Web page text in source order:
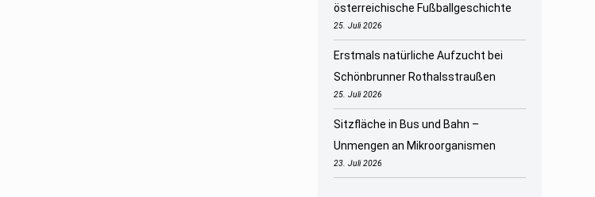
österreichische Fußballgeschichte
25. Juli 2026
Erstmals natürliche Aufzucht bei
Schönbrunner Rothalsstraußen
25. Juli 2026
Sitzfläche in Bus und Bahn –
Unmengen an Mikroorganismen
23. Juli 2026